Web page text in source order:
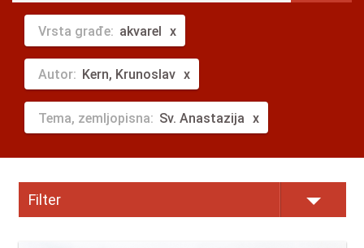
Vrsta građe: akvarel
Autor: Kern, Krunoslav
Tema, zemljopisna: Sv. Anastazija
Filter